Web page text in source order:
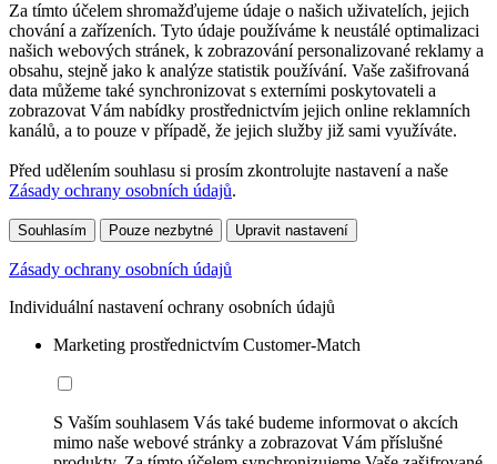
Za tímto účelem shromažďujeme údaje o našich uživatelích, jejich
chování a zařízeních. Tyto údaje používáme k neustálé optimalizaci
našich webových stránek, k zobrazování personalizované reklamy a
obsahu, stejně jako k analýze statistik používání. Vaše zašifrovaná
data můžeme také synchronizovat s externími poskytovateli a
zobrazovat Vám nabídky prostřednictvím jejich online reklamních
kanálů, a to pouze v případě, že jejich služby již sami využíváte.
Před udělením souhlasu si prosím zkontrolujte nastavení a naše
Zásady ochrany osobních údajů.
Souhlasím Pouze nezbytné Upravit nastavení
Zásady ochrany osobních údajů
Individuální nastavení ochrany osobních údajů
Marketing prostřednictvím Customer-Match
S Vaším souhlasem Vás také budeme informovat o akcích
mimo naše webové stránky a zobrazovat Vám příslušné